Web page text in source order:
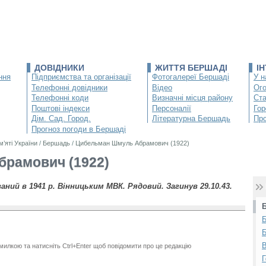
ДОВІДНИКИ
Підприємства та організації
Телефонні довідники
Телефонні коди
Поштові індекси
Дім. Сад. Город.
Прогноз погоди в Бершаді
ЖИТТЯ БЕРШАДІ
Фотогалереї Бершаді
Відео
Визначні місця району
Персоналії
Літературна Бершадь
У
України / Бершадь / Цибельман Шмуль Абрамович (1922)
(1922)
в 1941 р. Вінницьким МВК. Рядовий. Загинув 29.10.43.
та натисніть Ctrl+Enter щоб повідомити про це редакцію